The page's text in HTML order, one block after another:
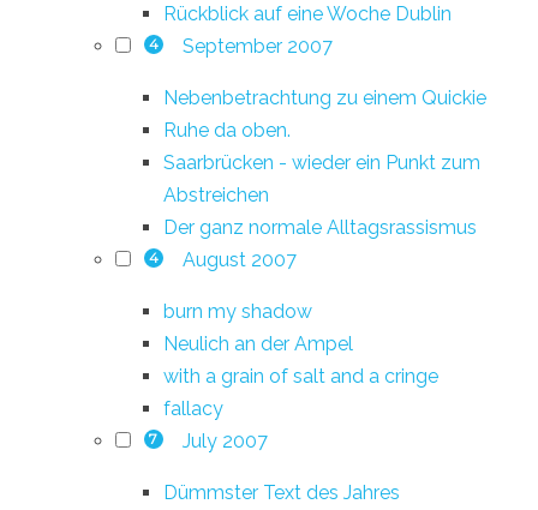
Rückblick auf eine Woche Dublin
4 September 2007
Nebenbetrachtung zu einem Quickie
Ruhe da oben.
Saarbrücken - wieder ein Punkt zum
Abstreichen
Der ganz normale Alltagsrassismus
4 August 2007
burn my shadow
Neulich an der Ampel
with a grain of salt and a cringe
fallacy
7 July 2007
Dümmster Text des Jahres